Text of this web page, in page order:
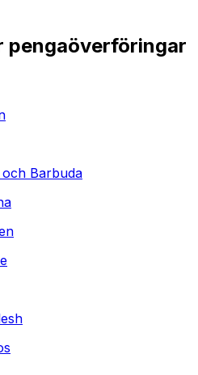
pengaöverföringar
Barbuda